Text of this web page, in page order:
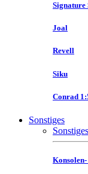
Signature
Joal
Revell
Siku
Conrad
Sonstiges
Sonstiges